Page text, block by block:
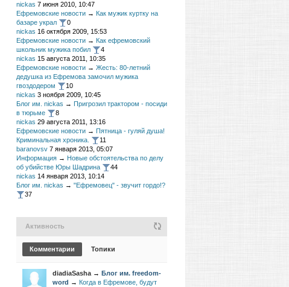
nickas 7 июня 2010, 10:47
Ефремовские новости → Как мужик куртку на
базаре украл
0
nickas 16 октября 2009, 15:53
Ефремовские новости → Как ефремовский
школьник мужика побил
4
nickas 15 августа 2011, 10:35
Ефремовские новости → Жесть: 80-летний
дедушка из Ефремова замочил мужика
гвоздодером
10
nickas 3 ноября 2009, 10:45
Блог им. nickas → Пригрозил трактором - посиди
в тюрьме
8
nickas 29 августа 2011, 13:16
Ефремовские новости → Пятница - гуляй душа!
Криминальная хроника.
11
baranovsv 7 января 2013, 05:07
Информация → Новые обстоятельства по делу
об убийстве Юры Шадрина
44
nickas 14 января 2013, 10:14
Блог им. nickas → "Ефремовец" - звучит гордо!?
37
Активность
Комментарии Топики
diadiaSasha → Блог им. freedom-
word → Когда в Ефремове, будут